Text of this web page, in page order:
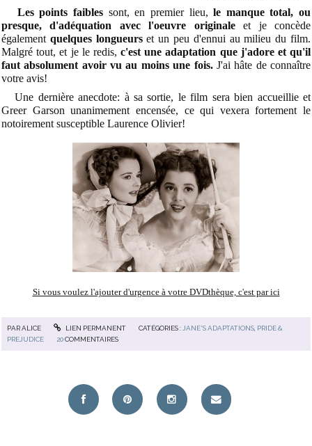
Les points faibles sont, en premier lieu,le manque total, ou
presque, d'adéquation avec l'oeuvre originaleet je concède
également quelques longueurset un peu d'ennui au milieu du film.
Malgré tout, et je le redis, c'est une adaptation que j'adore et qu'il
faut absolument avoir vu au moins une fois.J'ai hâte de connaître
votre avis!
Une dernière anecdote: à sa sortie, le film sera bien accueillie et
Greer Garson unanimement encensée, ce qui vexera fortement le
notoirement susceptible Laurence Olivier!
Si vous voulez l'ajouter d'urgence à votre DVDthèque, c'est par ici
PARALICE LIEN PERMANENT CATÉGORIES : JANE'S ADAPTATIONS PRIDE &
PREJUDICE
20 COMMENTAIRES